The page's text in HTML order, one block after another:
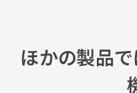
ほかの製品で